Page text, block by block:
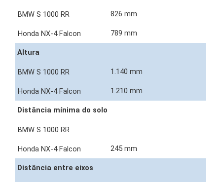
826 mm
789 mm
Altura
1.140 mm
1.210 mm
Distância mínima do solo
245 mm
Distância entre eixos